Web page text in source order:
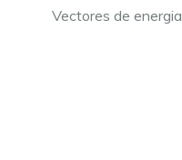
Vectores de energia